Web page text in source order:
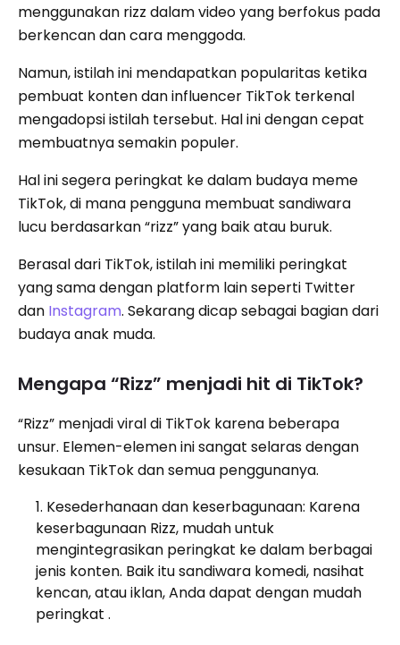
menggunakan rizz dalam video yang berfokus pada
berkencan dan cara menggoda.
Namun, istilah ini mendapatkan popularitas ketika
pembuat konten dan influencer TikTok terkenal
mengadopsi istilah tersebut. Hal ini dengan cepat
membuatnya semakin populer.
Hal ini segera peringkat ke dalam budaya meme
TikTok, di mana pengguna membuat sandiwara
lucu berdasarkan “rizz” yang baik atau buruk.
Berasal dari TikTok, istilah ini memiliki peringkat
yang sama dengan platform lain seperti Twitter
dan Instagram. Sekarang dicap sebagai bagian dari
budaya anak muda.
Mengapa “Rizz” menjadi hit di TikTok?
“Rizz” menjadi viral di TikTok karena beberapa
unsur. Elemen-elemen ini sangat selaras dengan
kesukaan TikTok dan semua penggunanya.
Kesederhanaan dan keserbagunaan: Karena
keserbagunaan Rizz, mudah untuk
mengintegrasikan peringkat ke dalam berbagai
jenis konten. Baik itu sandiwara komedi, nasihat
kencan, atau iklan, Anda dapat dengan mudah
peringkat .